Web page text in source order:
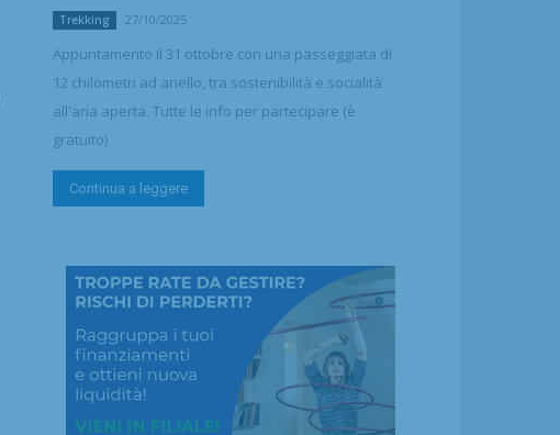
Trekking 27/10/2025
Appuntamento il 31 ottobre con una passeggiata di
12 chilometri ad anello, tra sostenibilità e socialità
all'aria aperta. Tutte le info per partecipare (è
gratuito)
Continua a leggere